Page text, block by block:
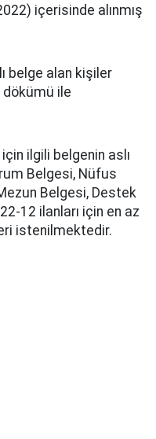
içerisinde alınmış
belge alan kişiler
dökümü ile
ilgili belgenin aslı
Belgesi, Nüfus
Belgesi, Destek
12 ilanları için en az
istenilmektedir.